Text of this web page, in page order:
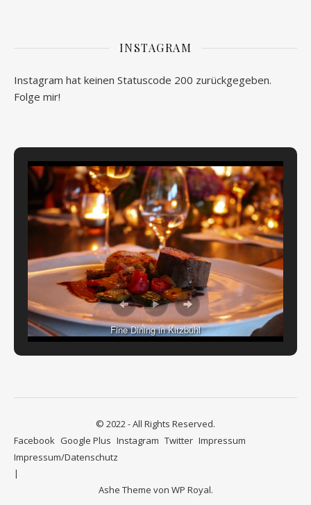
INSTAGRAM
Instagram hat keinen Statuscode 200 zurückgegeben.
Folge mir!
Fine Dining in Kitzbühl
© 2022 - All Rights Reserved.
Facebook Google Plus Instagram Twitter Impressum
Impressum/Datenschutz
Ashe Theme von WP Royal.